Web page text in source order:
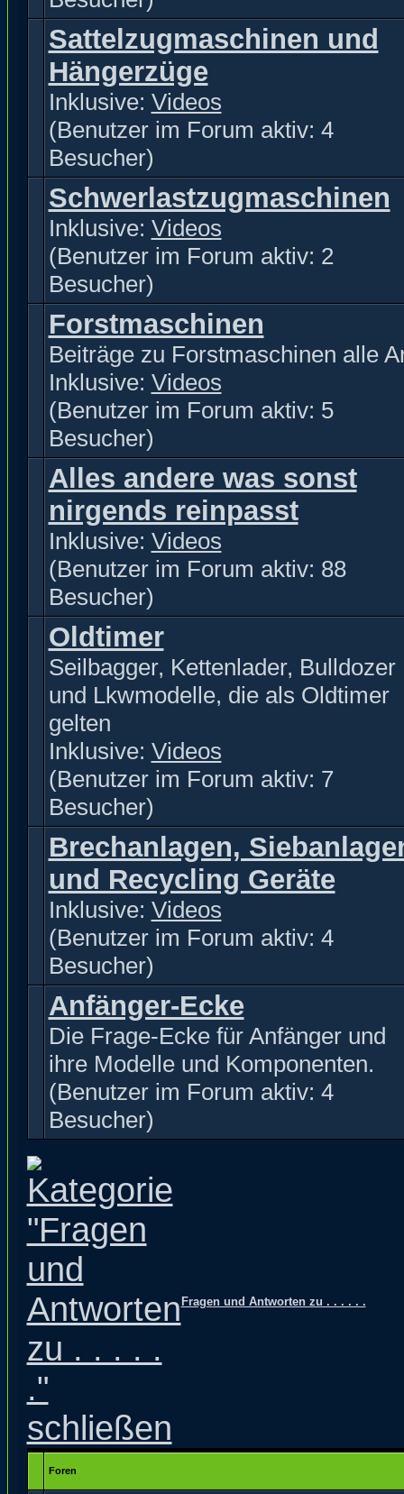
Sattelzugmaschinen und
Hängerzüge
Inklusive: Videos
(Benutzer im Forum aktiv: 4
Besucher)
Schwerlastzugmaschinen
Inklusive: Videos
(Benutzer im Forum aktiv: 2
Besucher)
Forstmaschinen
Beiträge zu Forstmaschinen alle
Inklusive: Videos
(Benutzer im Forum aktiv: 5
Besucher)
Alles andere was sonst
nirgends reinpasst
Inklusive: Videos
(Benutzer im Forum aktiv: 88
Besucher)
Oldtimer
Seilbagger, Kettenlader, Bulldozer
und Lkwmodelle, die als Oldtimer
gelten
Inklusive: Videos
(Benutzer im Forum aktiv: 7
Besucher)
Brechanlagen,
und Recycling Geräte
Inklusive: Videos
(Benutzer im Forum aktiv: 4
Besucher)
Anfänger-Ecke
Die Frage-Ecke für Anfänger und
ihre Modelle und Komponenten.
(Benutzer im Forum aktiv: 4
Besucher)
Fragen und Antworten zu . . . . . .
Foren